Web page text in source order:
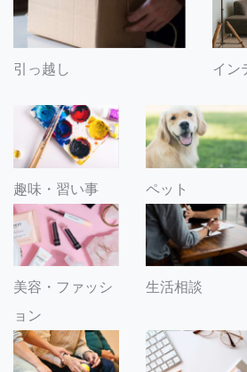
引っ越し イン
趣味・習い事 ペット
美容・ファッシ
ョン
生活相談